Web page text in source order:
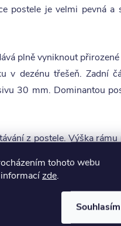
tohoto webu
zde.
Souhlasím
postele je velmi pevná
plně vyniknout
v dezénu třešeň. Zadní
30 mm. Dominantou
z postele. Výška
obsahuje speciální kování
. Můžete je využít k
postel, nebo můžete